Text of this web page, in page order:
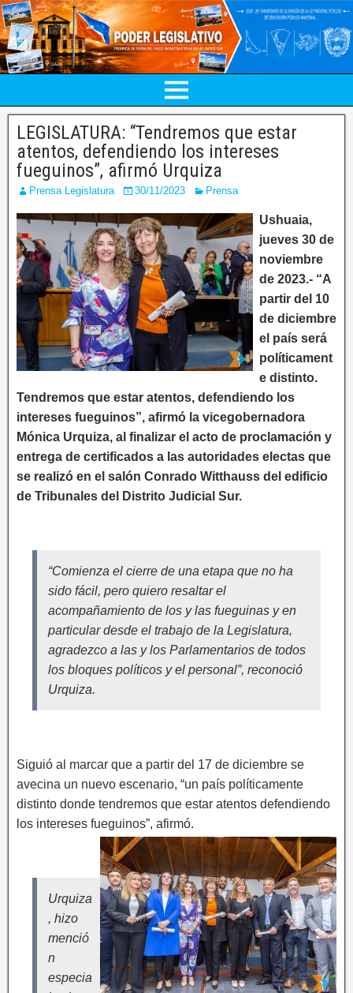
LEGISLATURA: “Tendremos que estar
atentos, defendiendo los intereses
fueguinos”, afirmó Urquiza
Prensa Legislatura 30/11/2023 Prensa
Ushuaia,
jueves 30 de
noviembre
de 2023.- “A
partir del 10
de diciembre
el país será
políticament
e distinto.
Tendremos que estar atentos, defendiendo los
intereses fueguinos”, afirmó la vicegobernadora
Mónica Urquiza, al finalizar el acto de proclamación y
entrega de certificados a las autoridades electas que
se realizó en el salón Conrado Witthauss del edificio
de Tribunales del Distrito Judicial Sur.
“Comienza el cierre de una etapa que no ha
sido fácil, pero quiero resaltar el
acompañamiento de los y las fueguinas y en
particular desde el trabajo de la Legislatura,
agradezco a las y los Parlamentarios de todos
los bloques políticos y el personal”, reconoció
Urquiza.
Siguió al marcar que a partir del 17 de diciembre se
avecina un nuevo escenario, “un país políticamente
distinto donde tendremos que estar atentos defendiendo
los intereses fueguinos”, afirmó.
Urquiza
, hizo
menció
n
especia